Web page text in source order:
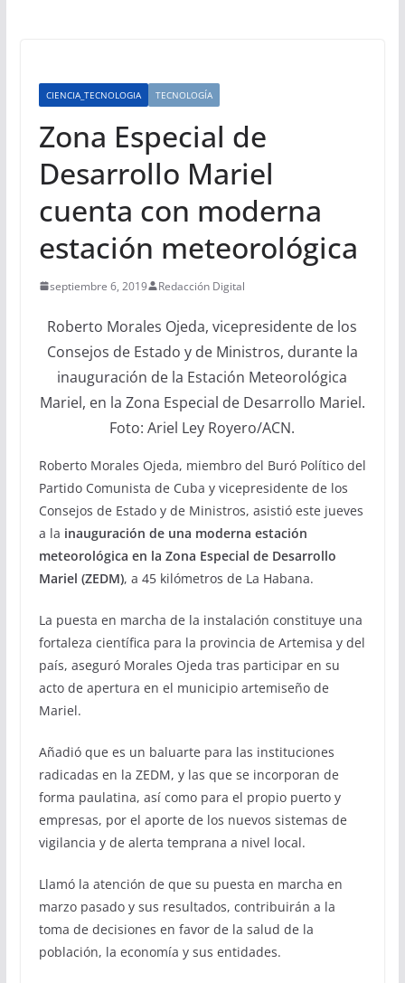
CIENCIA_TECNOLOGIA TECNOLOGÍA
Zona Especial de
Desarrollo Mariel
cuenta con moderna
estación meteorológica
septiembre 6, 2019 Redacción Digital
Roberto Morales Ojeda, vicepresidente de los
Consejos de Estado y de Ministros, durante la
inauguración de la Estación Meteorológica
Mariel, en la Zona Especial de Desarrollo Mariel.
Foto: Ariel Ley Royero/ACN.
Roberto Morales Ojeda, miembro del Buró Político del
Partido Comunista de Cuba y vicepresidente de los
Consejos de Estado y de Ministros, asistió este jueves
a la inauguración de una moderna estación
meteorológica en la Zona Especial de Desarrollo
Mariel (ZEDM), a 45 kilómetros de La Habana.
La puesta en marcha de la instalación constituye una
fortaleza científica para la provincia de Artemisa y del
país, aseguró Morales Ojeda tras participar en su
acto de apertura en el municipio artemiseño de
Mariel.
Añadió que es un baluarte para las instituciones
radicadas en la ZEDM, y las que se incorporan de
forma paulatina, así como para el propio puerto y
empresas, por el aporte de los nuevos sistemas de
vigilancia y de alerta temprana a nivel local.
Llamó la atención de que su puesta en marcha en
marzo pasado y sus resultados, contribuirán a la
toma de decisiones en favor de la salud de la
población, la economía y sus entidades.